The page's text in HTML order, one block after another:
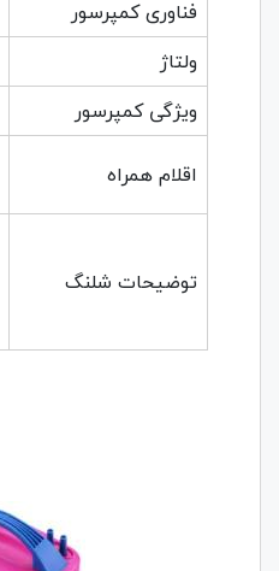
فناوری کمپرسور
ولتاژ
ویژگی کمپرسور
اقلام همراه
توضیحات شلنگ